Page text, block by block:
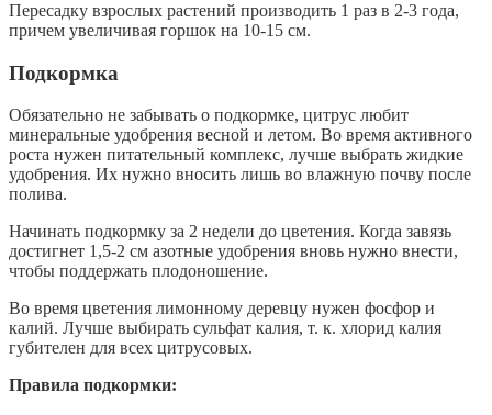
Пересадку взрослых растений производить 1 раз в 2-3 года,
причем увеличивая горшок на 10-15 см.
Подкормка
Обязательно не забывать о подкормке, цитрус любит
минеральные удобрения весной и летом. Во время активного
роста нужен питательный комплекс, лучше выбрать жидкие
удобрения. Их нужно вносить лишь во влажную почву после
полива.
Начинать подкормку за 2 недели до цветения. Когда завязь
достигнет 1,5-2 см азотные удобрения вновь нужно внести,
чтобы поддержать плодоношение.
Во время цветения лимонному деревцу нужен фосфор и
калий. Лучше выбирать сульфат калия, т. к. хлорид калия
губителен для всех цитрусовых.
Правила подкормки: